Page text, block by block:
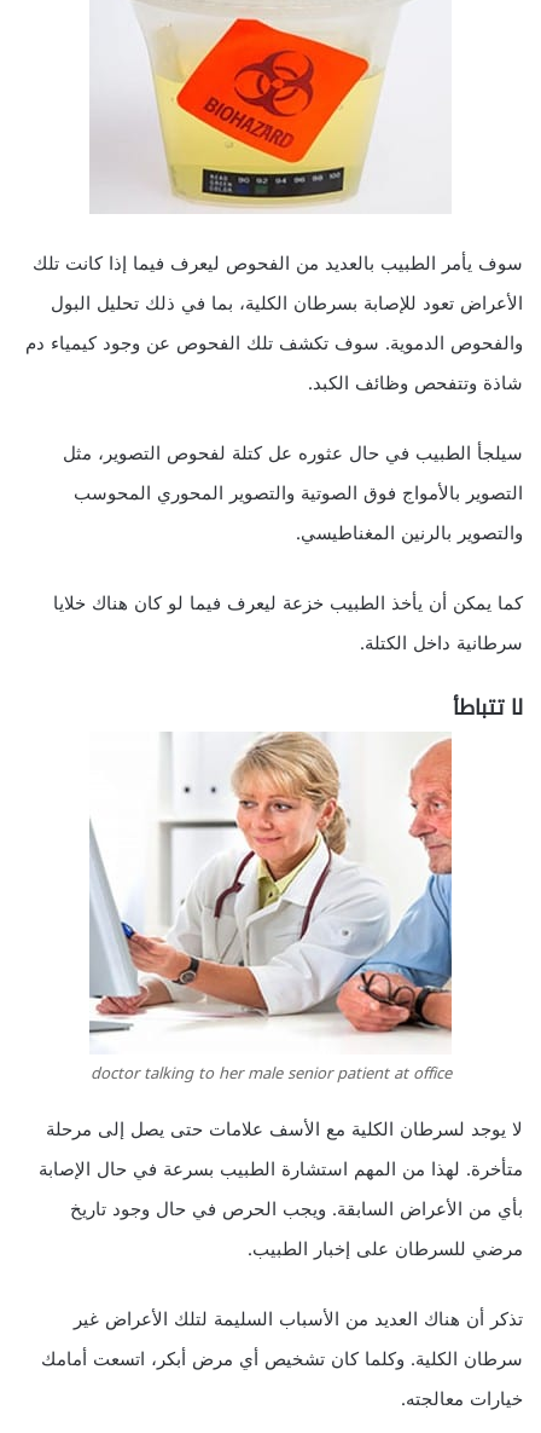
سوف يأمر الطبيب بالعديد من الفحوص ليعرف فيما إذا كانت تلك
الأعراض تعود للإصابة بسرطان الكلية، بما في ذلك تحليل البول
والفحوص الدموية. سوف تكشف تلك الفحوص عن وجود كيمياء دم
شاذة وتتفحص وظائف الكبد.
سيلجأ الطبيب في حال عثوره عل كتلة لفحوص التصوير، مثل
التصوير بالأمواج فوق الصوتية والتصوير المحوري المحوسب
والتصوير بالرنين المغناطيسي.
كما يمكن أن يأخذ الطبيب خزعة ليعرف فيما لو كان هناك خلايا
سرطانية داخل الكتلة.
لا تتباطأ
doctor talking to her male senior patient at office
لا يوجد لسرطان الكلية مع الأسف علامات حتى يصل إلى مرحلة
متأخرة. لهذا من المهم استشارة الطبيب بسرعة في حال الإصابة
بأي من الأعراض السابقة. ويجب الحرص في حال وجود تاريخ
مرضي للسرطان على إخبار الطبيب.
تذكر أن هناك العديد من الأسباب السليمة لتلك الأعراض غير
سرطان الكلية. وكلما كان تشخيص أي مرض أبكر، اتسعت أمامك
خيارات معالجته.